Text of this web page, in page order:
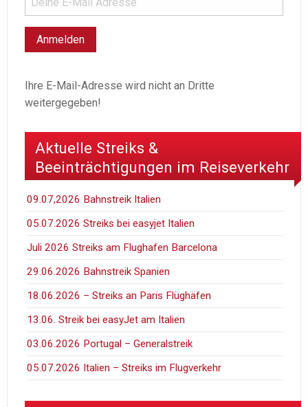
Ihre E-Mail-Adresse wird nicht an Dritte
weitergegeben!
Aktuelle Streiks &
Beeinträchtigungen im Reiseverkehr
09.07,2026 Bahnstreik Italien
05.07.2026 Streiks bei easyjet Italien
Juli 2026 Streiks am Flughafen Barcelona
29.06.2026 Bahnstreik Spanien
18.06.2026 – Streiks an Paris Flüghäfen
13.06. Streik bei easyJet am Italien
03.06.2026 Portugal – Generalstreik
05.07.2026 Italien – Streiks im Flugverkehr